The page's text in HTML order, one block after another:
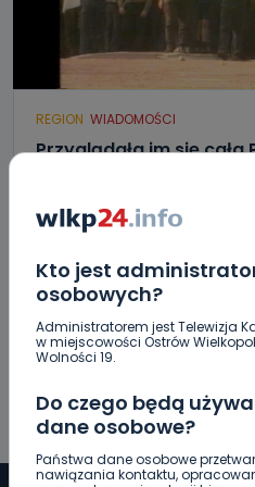
Kto jest
osobowych?
Administratorem jest Telewizja
w miejscowości Ostrów
Wolności 19.
Do czego będą
dane osobowe?
Państwa dane osobowe
nawiązania kontaktu,
REGION WIADOMOŚCI
Przyglądała im się cała